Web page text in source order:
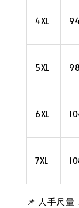
4XL
5XL
6XL
7XL
📌 人手尺